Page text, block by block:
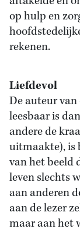
op hulp en
rekenen.
Liefdevol
De auteur
leesbaar is
andere de
uitmaakte), is
van het beeld
leven slechts
aan anderen
aan de lezer
maar aan het